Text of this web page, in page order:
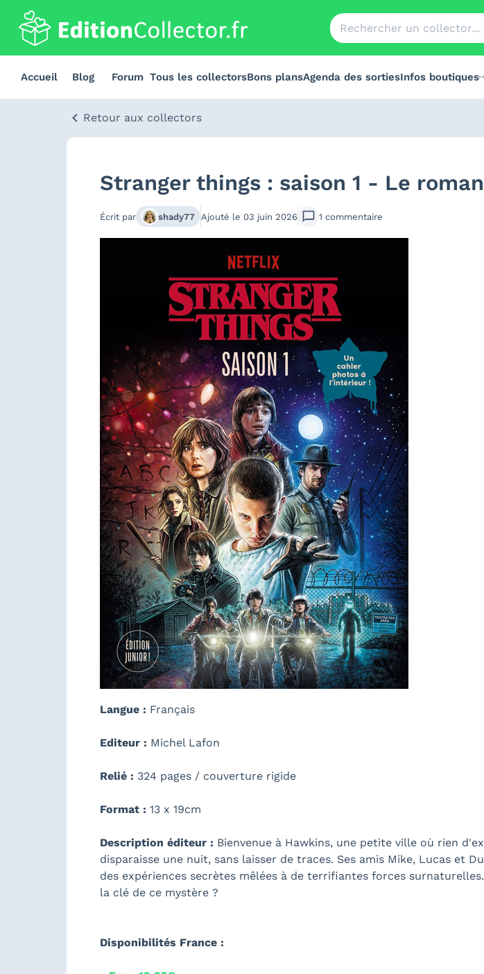
Accueil Blog Forum Tous les collectorsBons plansAgenda des sortiesInfos boutiques
Retour aux collectors
Stranger things : saison 1 - Le
Écrit par shady77 Ajouté le 03 juin 2026 1 commentaire
Langue : Français
Editeur : Michel Lafon
Relié : 324 pages / couverture rigide
Format : 13 x 19cm
Description éditeur : Bienvenue à Hawkins, une petite ville où rien
disparaisse une nuit, sans laisser de traces. Ses amis Mike, Lucas et
des expériences secrètes mêlées à de terrifiantes forces
la clé de ce mystère ?
Disponibilités France :